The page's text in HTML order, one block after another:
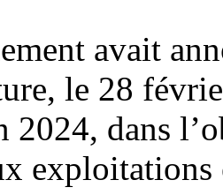
avait
le 28
2024, dans